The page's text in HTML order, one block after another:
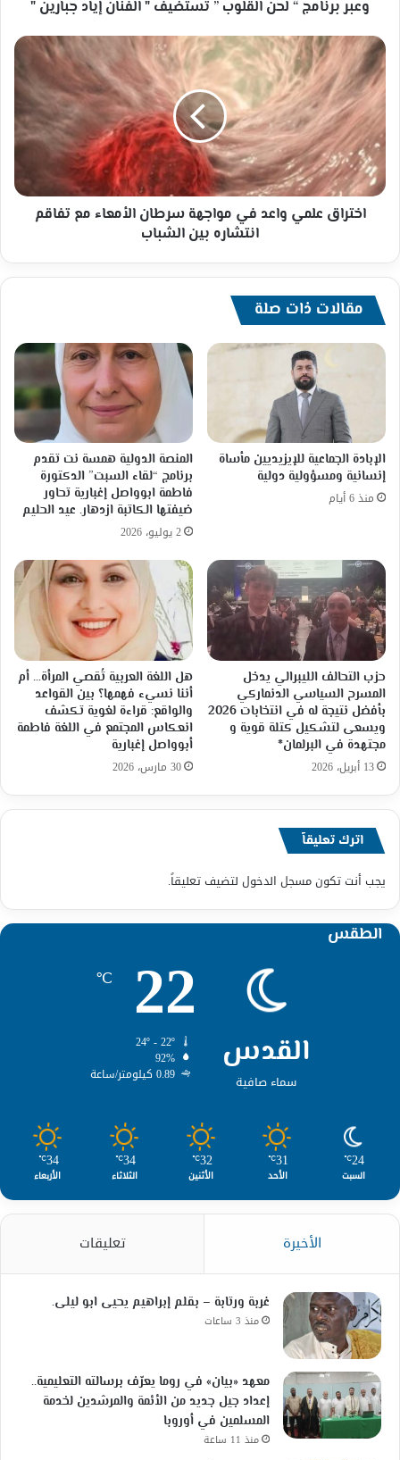
برنامج
لحن
القلوب
”
تستضيف
الفنان
إياد
جبارين
"
وعبر برنامج “ لحن القلوب ” تستضيف " الفنان إياد جبارين "
اختراق
علمي
واعد
في
مواجهة
سرطان
الأمعاء
مع
تفاقم
انتشاره
اختراق علمي واعد في مواجهة سرطان الأمعاء مع تفاقم
انتشاره بين الشباب
مقالات ذات صلة
الإبادة الجماعية للإيزيديين مأساة
إنسانية ومسؤولية دولية
منذ 6 أيام
المنصة الدولية همسة نت تقدم
برنامج “لقاء السبت” الدكتورة
فاطمة ابوواصل إغبارية تحاور
ضيفتها الكاتبة ازدهار. عيد الحليم
2 يوليو، 2026
حزب التحالف الليبرالي يدخل
المسرح السياسي الدنماركي
بأفضل نتيجة له في انتخابات 2026
ويسعى لتشكيل كتلة قوية و
مجتهدة في البرلمان*
13 أبريل، 2026
هل اللغة العربية تُقصي المرأة… أم
أننا نسيء فهمها؟ بين القواعد
والواقع: قراءة لغوية تكشف
انعكاس المجتمع في اللغة فاطمة
أبوواصل إغبارية
30 مارس، 2026
اترك تعليقاً
يجب أنت تكونمسجل الدخول لتضيف تعليقاً.
الطقس
القدس
سماء صافية
22
℃
92%
0.89 كيلومتر/ساعة
24
℃
السبت
31
℃
الأحد
32
℃
الأثنين
34
℃
الثلاثاء
34
℃
الأربعاء
الأخيرة تعليقات
غربة ورتابة – بقلم إبراهيم يحيى ابو ليلى.
منذ 3 ساعات
معهد «بيان» في روما يعرّف برسالته التعليمية..
إعداد جيل جديد من الأئمة والمرشدين لخدمة
المسلمين في أوروبا
منذ 11 ساعة